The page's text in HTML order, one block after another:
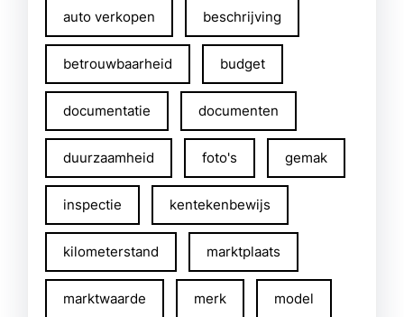
auto verkopen beschrijving
betrouwbaarheid budget
documentatie documenten
duurzaamheid foto's gemak
inspectie kentekenbewijs
kilometerstand marktplaats
marktwaarde merk model